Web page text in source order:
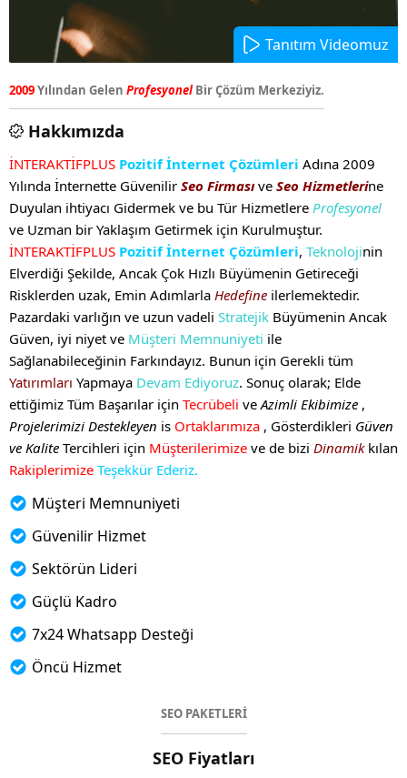
Tanıtım Videomuz
2009Yılından Gelen ProfesyonelBir Çözüm Merkeziyiz.
Hakkımızda
İNTERAKTİFPLUS Pozitif İnternet Çözümleri Adına 2009
Yılında İnternette Güvenilir Seo Firmasıve Seo Hizmetlerine
Duyulan ihtiyacı Gidermek ve bu Tür Hizmetlere Profesyonel
ve Uzman bir Yaklaşım Getirmek için Kurulmuştur.
İNTERAKTİFPLUS Pozitif İnternet Çözümleri, Teknolojinin
Elverdiği Şekilde, Ancak Çok Hızlı Büyümenin Getireceği
Risklerden uzak, Emin Adımlarla Hedefine ilerlemektedir.
Pazardaki varlığın ve uzun vadeli Stratejik Büyümenin Ancak
Güven, iyi niyet ve Müşteri Memnuniyeti ile
Sağlanabileceğinin Farkındayız. Bunun için Gerekli tüm
Yatırımları Yapmaya Devam Ediyoruz. Sonuç olarak; Elde
ettiğimiz Tüm Başarılar için Tecrübeli ve Azimli Ekibimize ,
Projelerimizi Destekleyen is Ortaklarımıza , Gösterdikleri Güven
ve Kalite Tercihleri için Müşterilerimize ve de bizi Dinamikkılan
Rakiplerimize Teşekkür Ederiz.
Müşteri Memnuniyeti
Güvenilir Hizmet
Sektörün Lideri
Güçlü Kadro
7x24 Whatsapp Desteği
Öncü Hizmet
SEO PAKETLERİ
SEO Fiyatları